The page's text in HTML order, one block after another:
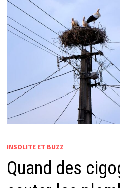
INSOLITE ET BUZZ
Quand des